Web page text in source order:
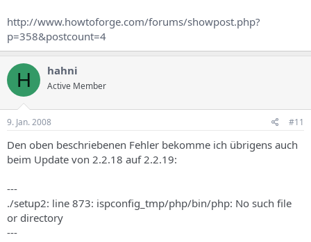
http://www.howtoforge.com/forums/showpost.php?
p=358&postcount=4
H hahni
Active Member
9. Jan. 2008 #11
Den oben beschriebenen Fehler bekomme ich übrigens auch
beim Update von 2.2.18 auf 2.2.19:
---
./setup2: line 873: ispconfig_tmp/php/bin/php: No such file
or directory
---